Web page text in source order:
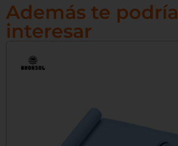
Además te podría
interesar